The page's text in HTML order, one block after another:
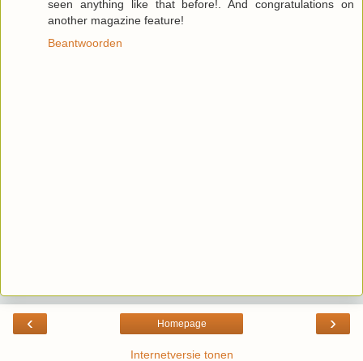
seen anything like that before!. And congratulations on
another magazine feature!
Beantwoorden
‹ ›
Homepage
Internetversie tonen